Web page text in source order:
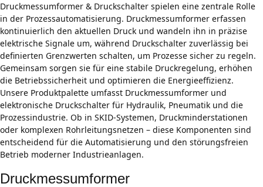
Druckmessumformer & Druckschalter spielen eine zentrale Rolle
in der Prozessautomatisierung. Druckmessumformer erfassen
kontinuierlich den aktuellen Druck und wandeln ihn in präzise
elektrische Signale um, während Druckschalter zuverlässig bei
definierten Grenzwerten schalten, um Prozesse sicher zu regeln.
Gemeinsam sorgen sie für eine stabile Druckregelung, erhöhen
die Betriebssicherheit und optimieren die Energieeffizienz.
Unsere Produktpalette umfasst Druckmessumformer und
elektronische Druckschalter für Hydraulik, Pneumatik und die
Prozessindustrie. Ob in SKID-Systemen, Druckminderstationen
oder komplexen Rohrleitungsnetzen – diese Komponenten sind
entscheidend für die Automatisierung und den störungsfreien
Betrieb moderner Industrieanlagen.
Druckmessumformer